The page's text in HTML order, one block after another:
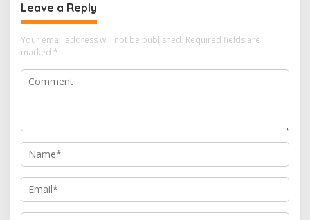
Leave a Reply
Your email address will not be published. Required fields are
marked *